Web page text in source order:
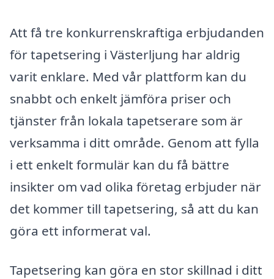
Att få tre konkurrenskraftiga erbjudanden
för tapetsering i Västerljung har aldrig
varit enklare. Med vår plattform kan du
snabbt och enkelt jämföra priser och
tjänster från lokala tapetserare som är
verksamma i ditt område. Genom att fylla
i ett enkelt formulär kan du få bättre
insikter om vad olika företag erbjuder när
det kommer till tapetsering, så att du kan
göra ett informerat val.
Tapetsering kan göra en stor skillnad i ditt